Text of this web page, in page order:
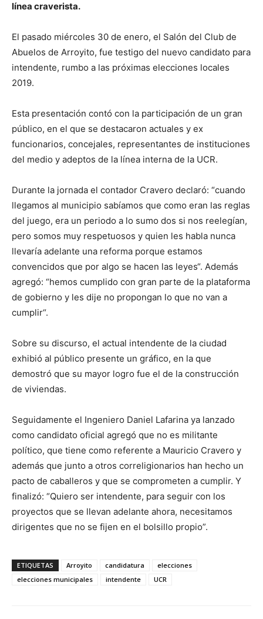
línea craverista.
El pasado miércoles 30 de enero, el Salón del Club de
Abuelos de Arroyito, fue testigo del nuevo candidato para
intendente, rumbo a las próximas elecciones locales
2019.
Esta presentación contó con la participación de un gran
público, en el que se destacaron actuales y ex
funcionarios, concejales, representantes de instituciones
del medio y adeptos de la línea interna de la UCR.
Durante la jornada el contador Cravero declaró: “cuando
llegamos al municipio sabíamos que como eran las reglas
del juego, era un periodo a lo sumo dos si nos reelegían,
pero somos muy respetuosos y quien les habla nunca
llevaría adelante una reforma porque estamos
convencidos que por algo se hacen las leyes“. Además
agregó: “hemos cumplido con gran parte de la plataforma
de gobierno y les dije no propongan lo que no van a
cumplir“.
Sobre su discurso, el actual intendente de la ciudad
exhibió al público presente un gráfico, en la que
demostró que su mayor logro fue el de la construcción
de viviendas.
Seguidamente el Ingeniero Daniel Lafarina ya lanzado
como candidato oficial agregó que no es militante
político, que tiene como referente a Mauricio Cravero y
además que junto a otros correligionarios han hecho un
pacto de caballeros y que se comprometen a cumplir. Y
finalizó: “Quiero ser intendente, para seguir con los
proyectos que se llevan adelante ahora, necesitamos
dirigentes que no se fijen en el bolsillo propio”.
ETIQUETAS Arroyito candidatura
elecciones
elecciones municipales
intendente UCR